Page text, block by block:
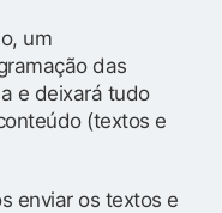
um
das
e deixará tudo
(textos e
enviar os textos e